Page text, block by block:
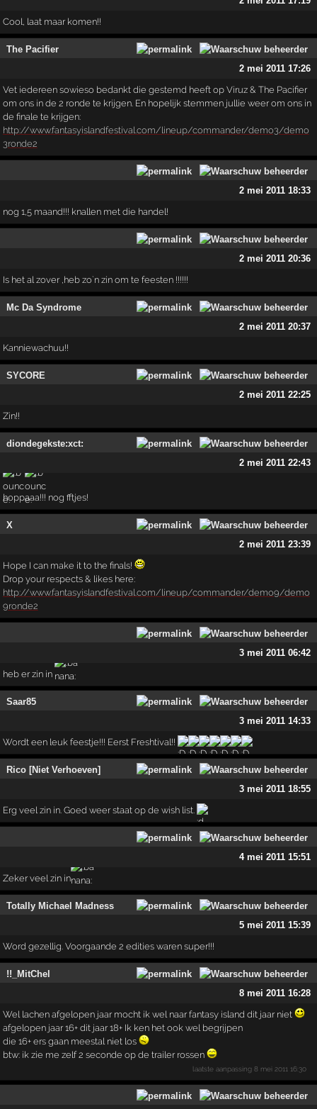
Cool, laat maar komen!!
The Pacifier
2 mei 2011 17:26
Vet iedereen sowieso bedankt die gestemd heeft op Viruz & The Pacifier
om ons in de 2 ronde te krijgen. En hopelijk stemmen jullie weer om ons in
de finale te krijgen:
http://www.fantasyislandfestival.com/lineup/commander/demo3/demo
3ronde2
2 mei 2011 18:33
nog 1,5 maand!!! knallen met die handel!
2 mei 2011 20:36
Is het al zover ,heb zo`n zin om te feesten !!!!!!
Mc Da Syndrome
2 mei 2011 20:37
Kanniewachuu!!
SYCORE
2 mei 2011 22:25
Zin!!
diondegekste:xct:
2 mei 2011 22:43
hoppaaa!!! nog fftjes!
X
2 mei 2011 23:39
Hope I can make it to the finals!
Drop your respects & likes here:
http://www.fantasyislandfestival.com/lineup/commander/demo9/demo
9ronde2
3 mei 2011 06:42
heb er zin in
Saar85
3 mei 2011 14:33
Wordt een leuk feestje!!! Eerst Freshtival!!
Rico [Niet Verhoeven]
3 mei 2011 18:55
Erg veel zin in. Goed weer staat op de wish list.
4 mei 2011 15:51
Zeker veel zin in
Totally Michael Madness
5 mei 2011 15:39
Word gezellig. Voorgaande 2 edities waren super!!!
!!_MitChel
8 mei 2011 16:28
Wel lachen afgelopen jaar mocht ik wel naar fantasy island dit jaar niet
afgelopen jaar 16+ dit jaar 18+ Ik ken het ook wel begrijpen
die 16+ ers gaan meestal niet los
btw: ik zie me zelf 2 seconde op de trailer rossen
laatste aanpassing8 mei 2011 16:30